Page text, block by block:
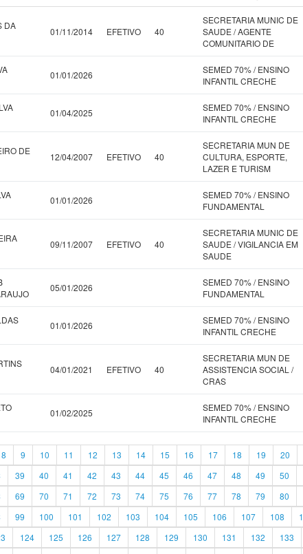
DA
01/11/2014 EFETIVO 40
SECRETARIA MUNIC DE
SAUDE / AGENTE
COMUNITARIO DE
01/01/2026
SEMED 70% / ENSINO
INFANTIL CRECHE
01/04/2025
SEMED 70% / ENSINO
INFANTIL CRECHE
DE
12/04/2007 EFETIVO 40
SECRETARIA MUN DE
CULTURA, ESPORTE,
LAZER E TURISM
01/01/2026
SEMED 70% / ENSINO
FUNDAMENTAL
09/11/2007 EFETIVO 40
SECRETARIA MUNIC DE
SAUDE / VIGILANCIA EM
SAUDE
05/01/2026
SEMED 70% / ENSINO
FUNDAMENTAL
01/01/2026
SEMED 70% / ENSINO
INFANTIL CRECHE
04/01/2021 EFETIVO 40
SECRETARIA MUN DE
ASSISTENCIA SOCIAL /
CRAS
01/02/2025
SEMED 70% / ENSINO
INFANTIL CRECHE
8 9 10 11 12 13 14 15 16 17 18 19 20
39 40 41 42 43 44 45 46 47 48 49 50
69 70 71 72 73 74 75 76 77 78 79 80
99 100 101 102 103 104 105 106 107 108
124 125 126 127 128 129 130 131 132 133